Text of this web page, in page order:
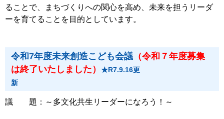
ることで、まちづくりへの関心を高め、未来を担うリーダ
ーを育てることを目的としています。
令和7年度未来創造こども会議 （令和７年度募集
は終了いたしました）
★R7.9.16更
新
議 題：～多文化共生リーダーになろう！～